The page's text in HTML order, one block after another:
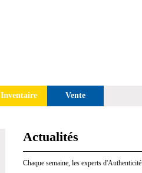
Inventaire Vente
Actualités
Chaque semaine, les experts